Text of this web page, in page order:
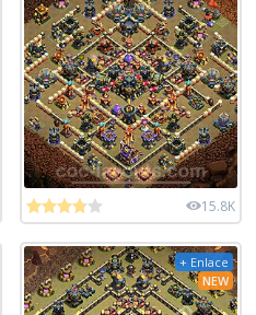
15.8K
+ Enlace
NEW